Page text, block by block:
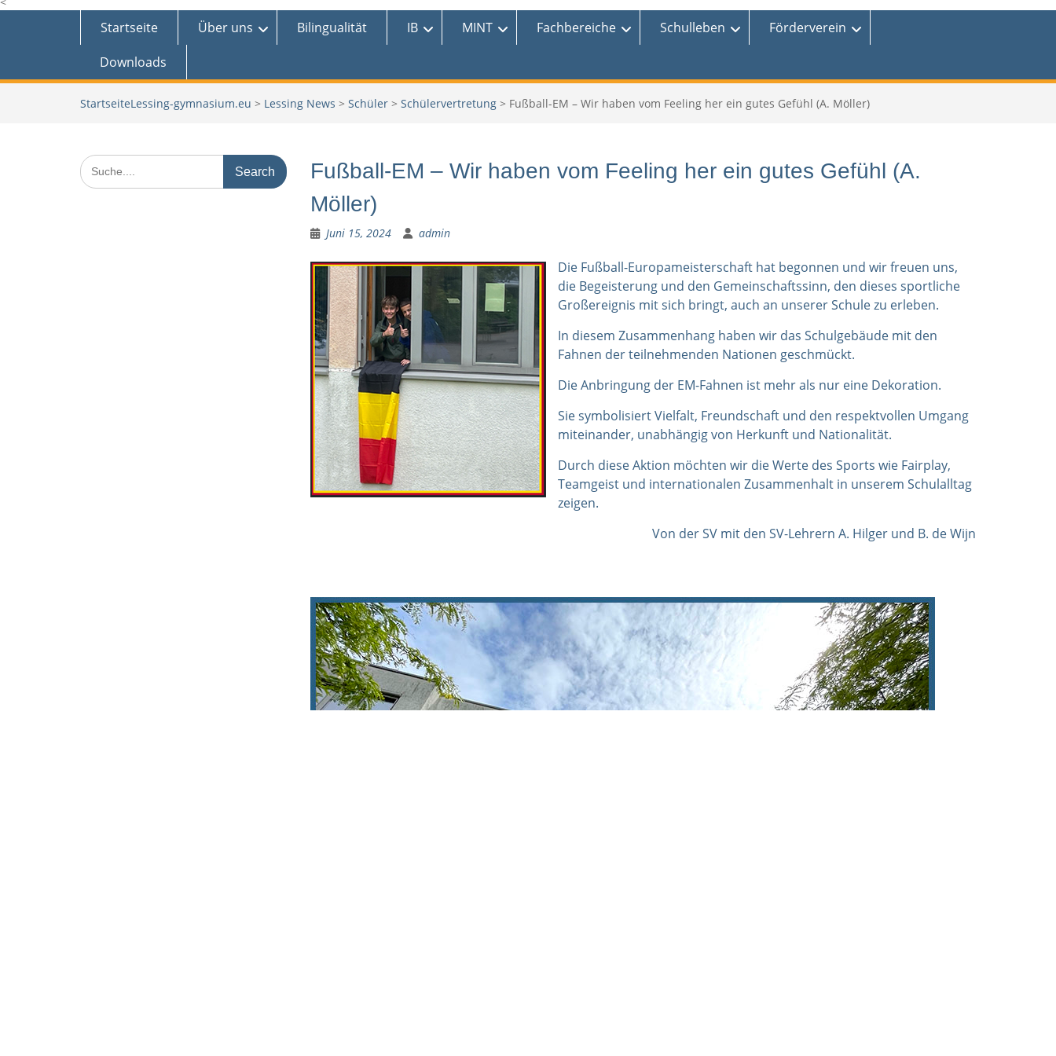
Startseite Über uns Bilingualität IB MINT Fachbereiche Schulleben
Förderverein
Downloads
Lessing-gymnasium.eu > Lessing News > Schüler > Schülervertretung > Fußball-EM – Wir haben vom Feeling her ein gutes Gefühl (A. Möller)
Fußball-EM – Wir haben vom Feeling her ein gutes Gefühl (A.
Möller)
Juni 15, 2024 admin
Die Fußball-Europameisterschaft hat begonnen und wir freuen uns,
die Begeisterung und den Gemeinschaftssinn, den dieses sportliche
Großereignis mit sich bringt, auch an unserer Schule zu erleben.
In diesem Zusammenhang haben wir das Schulgebäude mit den
Fahnen der teilnehmenden Nationen geschmückt.
Die Anbringung der EM-Fahnen ist mehr als nur eine Dekoration.
Sie symbolisiert Vielfalt, Freundschaft und den respektvollen Umgang
miteinander, unabhängig von Herkunft und Nationalität.
Durch diese Aktion möchten wir die Werte des Sports wie Fairplay,
Teamgeist und internationalen Zusammenhalt in unserem Schulalltag
zeigen.
Von der SV mit den SV-Lehrern A. Hilger und B. de Wijn
Search
for: